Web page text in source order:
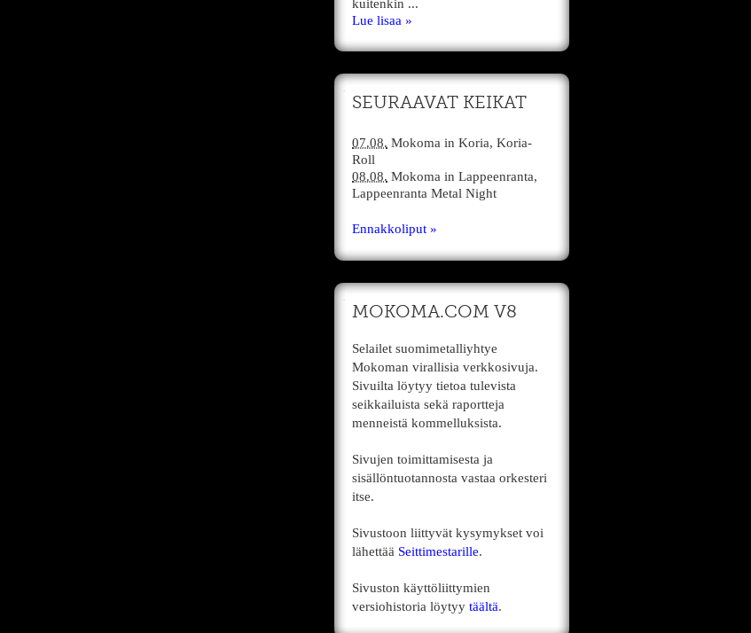
kuitenkin ...
Lue lisaa »
SEURAAVAT KEIKAT
07.08. Mokoma in Koria, Koria-
Roll
08.08. Mokoma in Lappeenranta,
Lappeenranta Metal Night
Ennakkoliput »
MOKOMA.COM V8
Selailet suomimetalliyhtye
Mokoman virallisia verkkosivuja.
Sivuilta löytyy tietoa tulevista
seikkailuista sekä raportteja
menneistä kommelluksista.
Sivujen toimittamisesta ja
sisällöntuotannosta vastaa orkesteri
itse.
Sivustoon liittyvät kysymykset voi
lähettää Seittimestarille.
Sivuston käyttöliittymien
versiohistoria löytyy täältä.